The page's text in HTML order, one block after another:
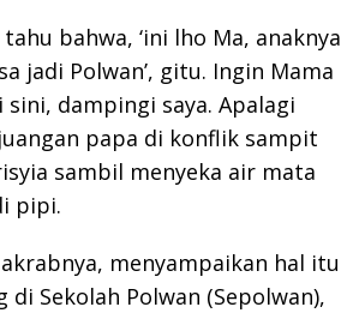
bahwa, ‘ini lho Ma, anaknya
jadi Polwan’, gitu. Ingin Mama
sini, dampingi saya. Apalagi
papa di konflik sampit
sambil menyeka air mata
pipi.
menyampaikan hal itu
di Sekolah Polwan (Sepolwan),